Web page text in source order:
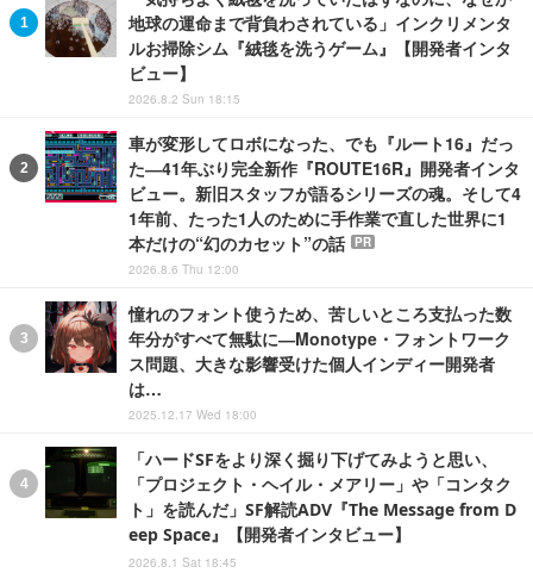
地球の運命まで背負わされている」インクリメンタ
ルお掃除シム『絨毯を洗うゲーム』【開発者インタ
ビュー】
2026.8.2 Sun 18:15
車が変形してロボになった、でも『ルート16』だっ
た―41年ぶり完全新作『ROUTE16R』開発者インタ
ビュー。新旧スタッフが語るシリーズの魂。そして4
1年前、たった1人のために手作業で直した世界に1
本だけの“幻のカセット”の話
PR
2026.8.6 Thu 12:00
憧れのフォント使うため、苦しいところ支払った数
年分がすべて無駄に―Monotype・フォントワーク
ス問題、大きな影響受けた個人インディー開発者
は…
2025.12.17 Wed 18:00
「ハードSFをより深く掘り下げてみようと思い、
「プロジェクト・ヘイル・メアリー」や「コンタク
ト」を読んだ」SF解読ADV『The Message from D
eep Space』【開発者インタビュー】
2026.8.1 Sat 18:45